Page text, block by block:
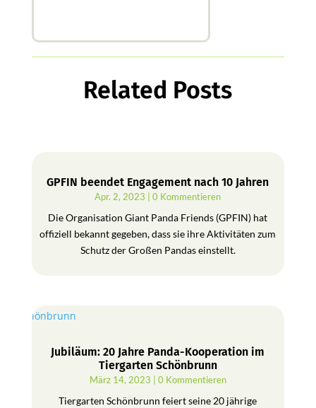
Related Posts
GPFIN beendet Engagement nach 10 Jahren
Apr. 2, 2023 | 0 Kommentieren
Die Organisation Giant Panda Friends (GPFIN) hat
offiziell bekannt gegeben, dass sie ihre Aktivitäten zum
Schutz der Großen Pandas einstellt.
Jubiläum: 20 Jahre Panda-Kooperation im
Tiergarten Schönbrunn
März 14, 2023 | 0 Kommentieren
Tiergarten Schönbrunn feiert seine 20 jährige